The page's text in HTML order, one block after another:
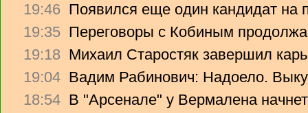
19:46 Появился еще один кандидат на
19:35 Переговоры с Кобиным
19:18 Михаил Старостяк завершил
19:04 Вадим Рабинович: Надоело.
18:54 В "Арсенале" у Вермалена